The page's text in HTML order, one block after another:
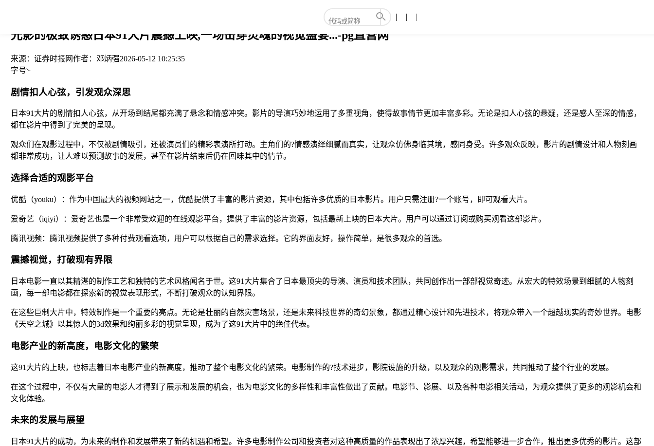
光影的极致诱惑日本91大片震撼上映,一场击穿灵魂的视觉盛宴...-pg直营网
来源： 证券时报网作者： 邓炳强2026-05-12 10:25:35
字号
剧情扣人心弦，引发观众深思
日本91大片的剧情扣人心弦，从开场到结尾都充满了悬念和情感冲突。影片的导演巧妙地运用了多重视角，使得故事情节更加丰富多彩。无论是扣人心弦的悬疑，还是感人至深的情感，
都在影片中得到了完美的呈现。
观众们在观影过程中，不仅被剧情吸引，还被演员们的精彩表演所打动。主角们的?情感演绎细腻而真实，让观众仿佛身临其境，感同身受。许多观众反映，影片的剧情设计和人物刻画
都非常成功，让人难以预测故事的发展，甚至在影片结束后仍在回味其中的情节。
选择合适的观影平台
优酷（youku）：作为中国最大的视频网站之一，优酷提供了丰富的影片资源，其中包括许多优质的日本影片。用户只需注册?一个账号，即可观看大片。
爱奇艺（iqiyi）：爱奇艺也是一个非常受欢迎的在线观影平台，提供了丰富的影片资源，包括最新上映的日本大片。用户可以通过订阅或购买观看这部影片。
腾讯视频：腾讯视频提供了多种付费观看选项，用户可以根据自己的需求选择。它的界面友好，操作简单，是很多观众的首选。
震撼视觉，打破现有界限
日本电影一直以其精湛的制作工艺和独特的艺术风格闻名于世。这91大片集合了日本最顶尖的导演、演员和技术团队，共同创作出一部部视觉奇迹。从宏大的特效场景到细腻的人物刻
画，每一部电影都在探索新的视觉表现形式，不断打破观众的认知界限。
在这些巨制大片中，特效制作是一个重要的亮点。无论是壮丽的自然灾害场景，还是未来科技世界的奇幻景象，都通过精心设计和先进技术，将观众带入一个超越现实的奇妙世界。电影
《天空之城》以其惊人的3d效果和绚丽多彩的视觉呈现，成为了这91大片中的绝佳代表。
电影产业的新高度，电影文化的繁荣
这91大片的上映，也标志着日本电影产业的新高度，推动了整个电影文化的繁荣。电影制作的?技术进步，影院设施的升级，以及观众的观影需求，共同推动了整个行业的发展。
在这个过程中，不仅有大量的电影人才得到了展示和发展的机会，也为电影文化的多样性和丰富性做出了贡献。电影节、影展、以及各种电影相关活动，为观众提供了更多的观影机会和
文化体验。
未来的发展与展望
日本91大片的成功，为未来的制作和发展带来了新的机遇和希望。许多电影制作公司和投资者对这种高质量的作品表现出了浓厚兴趣，希望能够进一步合作，推出更多优秀的影片。这部